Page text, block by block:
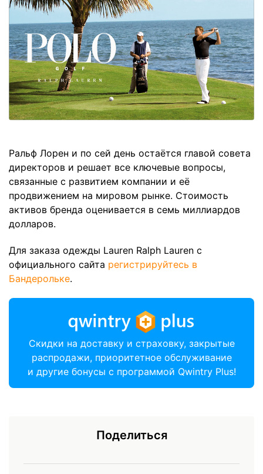
Ральф Лорен и по сей день остаётся главой совета
директоров и решает все ключевые вопросы,
связанные с развитием компании и её
продвижением на мировом рынке. Стоимость
активов бренда оценивается в семь миллиардов
долларов.
Для заказа одежды Lauren Ralph Lauren с
официального сайта регистрируйтесь в
Бандерольке.
Скидки на доставку и страховку, закрытые
распродажи, приоритетное обслуживание
и другие бонусы с программой Qwintry Plus!
Поделиться